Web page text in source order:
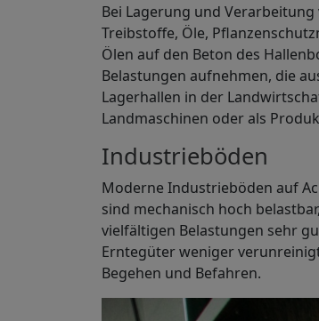
Bei Lagerung und
Treibstoffe, Öle,
Ölen auf den Beton des
Belastungen aufnehmen, die
Lagerhallen in der
Landmaschinen oder als
Industrieböden
Moderne Industrieböden auf
sind mechanisch hoch
vielfältigen Belastungen sehr
Erntegüter weniger
Begehen und Befahren.